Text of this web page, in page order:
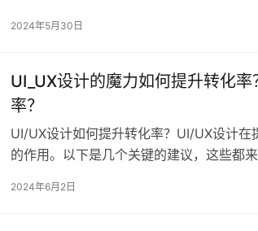
2024年5月30日
UI_UX设计的魔力如何提升转化
率？
UI/UX设计如何提升转化率？UI/UX设计
的作用。以下是几个关键的建议，这些都
2024年6月2日